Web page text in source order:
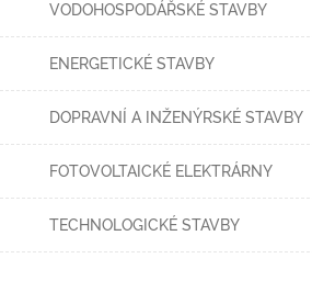
VODOHOSPODÁŘSKÉ STAVBY
ENERGETICKÉ STAVBY
DOPRAVNÍ A INŽENÝRSKÉ STAVBY
FOTOVOLTAICKÉ ELEKTRÁRNY
TECHNOLOGICKÉ STAVBY